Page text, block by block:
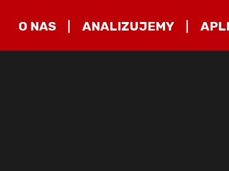
O NAS ANALIZUJEMY